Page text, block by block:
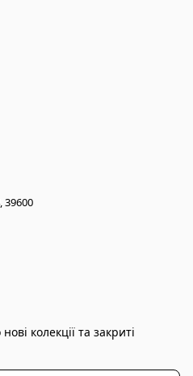
39600
колекції та закриті